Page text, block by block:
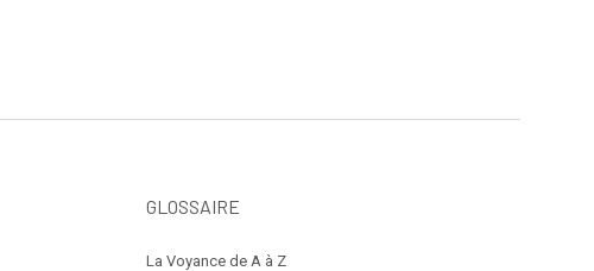
GLOSSAIRE
La Voyance de A à Z